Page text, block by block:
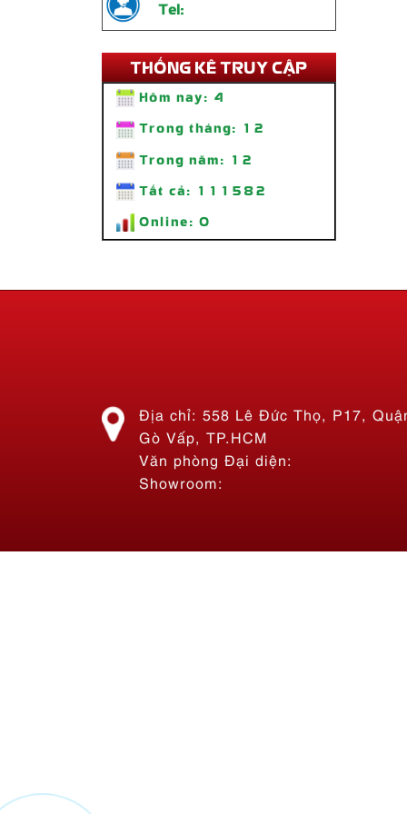
Tel:
THỐNG KÊ TRUY CẬP
Hôm nay: 4
Trong tháng: 12
Trong năm: 12
Tất cả: 111582
Online: 0
Địa chỉ: 558 Lê Đức Thọ, P17,
Gò Vấp, TP.HCM
Văn phòng Đại diện:
Showroom: